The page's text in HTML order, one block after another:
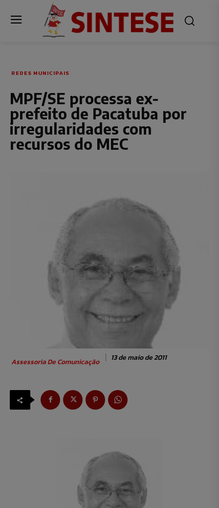
REDES MUNICIPAIS
MPF/SE processa ex-
prefeito de Pacatuba por
irregularidades com
recursos do MEC
Assessoria De Comunicação 13 de maio de 2011